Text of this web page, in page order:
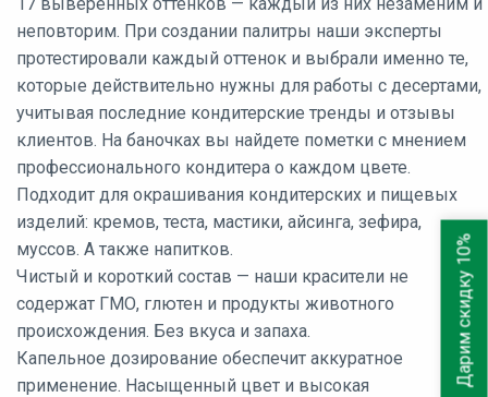
неповторим. При создании палитры наши эксперты
протестировали каждый оттенок и выбрали именно те,
которые действительно нужны для работы с десертами,
учитывая последние кондитерские тренды и отзывы
клиентов. На баночках вы найдете пометки с мнением
профессионального кондитера о каждом цвете.
Подходит для окрашивания кондитерских и пищевых
изделий: кремов, теста, мастики, айсинга, зефира,
муссов. А также напитков.
Чистый и короткий состав — наши красители не
содержат ГМО, глютен и продукты животного
происхождения. Без вкуса и запаха.
Капельное дозирование обеспечит аккуратное
применение. Насыщенный цвет и высокая
Дарим скидку 10%